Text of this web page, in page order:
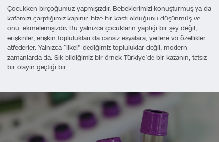
Çocukken birçoğumuz yapmışızdır. Bebeklerimizi konuşturmuş ya da
kafamızı çarptığımız kapının bize bir kastı olduğunu düşünmüş ve
onu tekmelemişizdir. Bu yalnızca çocukların yaptığı bir şey değil,
erişkinler, erişkin toplulukları da cansız eşyalara, yerlere vb özellikler
atfederler. Yalnızca “ilkel” dediğimiz topluluklar değil, modern
zamanlarda da. Sık bildiğimiz bir örnek Türkiye’de bir kazanın, tatsız
bir olayın geçtiği bir